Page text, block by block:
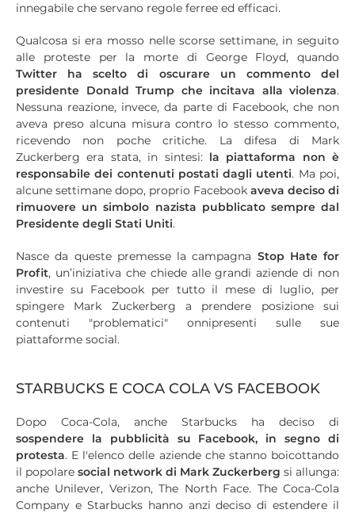
innegabile che servano regole ferree ed efficaci.
Qualcosa si era mosso nelle scorse settimane, in seguito
alle proteste per la morte di George Floyd, quando
Twitter ha scelto di oscurare un commento del
presidente Donald Trump che incitava alla violenza.
Nessuna reazione, invece, da parte di Facebook, che non
aveva preso alcuna misura contro lo stesso commento,
ricevendo non poche critiche. La difesa di Mark
Zuckerberg era stata, in sintesi: la piattaforma non è
responsabile dei contenuti postati dagli utenti. Ma poi,
alcune settimane dopo, proprio Facebook aveva deciso di
rimuovere un simbolo nazista pubblicato sempre dal
Presidente degli Stati Uniti.
Nasce da queste premesse la campagna Stop Hate for
Profit, un’iniziativa che chiede alle grandi aziende di non
investire su Facebook per tutto il mese di luglio, per
spingere Mark Zuckerberg a prendere posizione sui
contenuti "problematici" onnipresenti sulle sue
piattaforme social.
STARBUCKS E COCA COLA VS FACEBOOK
Dopo Coca-Cola, anche Starbucks ha deciso di
sospendere la pubblicità su Facebook, in segno di
protesta. E l'elenco delle aziende che stanno boicottando
il popolare social network di Mark Zuckerberg si allunga:
anche Unilever, Verizon, The North Face. The Coca-Cola
Company e Starbucks hanno anzi deciso di estendere il